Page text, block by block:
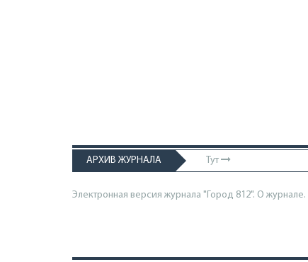
АРХИВ ЖУРНАЛА Тут
Электронная версия журнала "Город 812". О журнале.